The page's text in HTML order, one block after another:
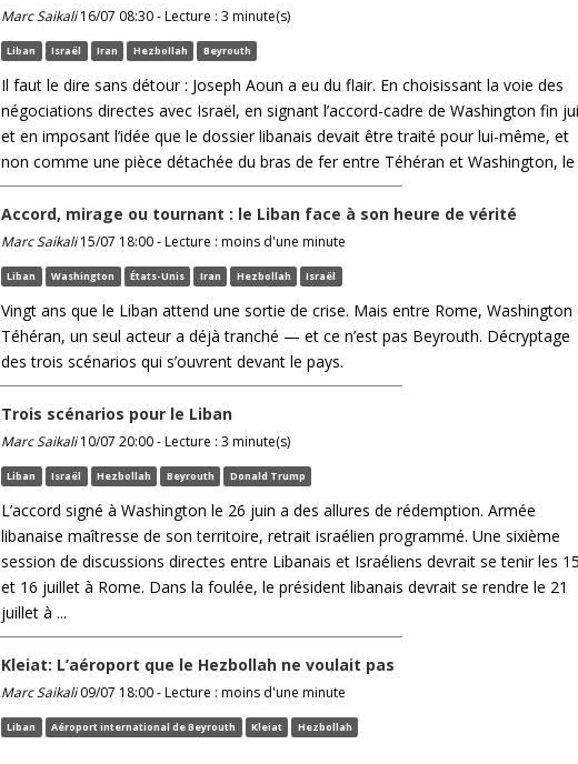
Marc Saikali16/07 08:30 - Lecture : 3 minute(s)
Liban Israël Iran Hezbollah Beyrouth
Il faut le dire sans détour : Joseph Aoun a eu du flair. En choisissant la voie des
négociations directes avec Israël, en signant l’accord-cadre de Washington fin
et en imposant l’idée que le dossier libanais devait être traité pour lui-même, et
non comme une pièce détachée du bras de fer entre Téhéran et Washington, le
Accord, mirage ou tournant : le Liban face à son heure de vérité
Marc Saikali15/07 18:00 - Lecture : moins d'une minute
Liban Washington États-Unis Iran Hezbollah Israël
Vingt ans que le Liban attend une sortie de crise. Mais entre Rome, Washington
Téhéran, un seul acteur a déjà tranché — et ce n’est pas Beyrouth. Décryptage
des trois scénarios qui s’ouvrent devant le pays.
Trois scénarios pour le Liban
Marc Saikali10/07 20:00 - Lecture : 3 minute(s)
Liban Israël Hezbollah Beyrouth Donald Trump
L’accord signé à Washington le 26 juin a des allures de rédemption. Armée
libanaise maîtresse de son territoire, retrait israélien programmé. Une sixième
session de discussions directes entre Libanais et Israéliens devrait se tenir les
et 16 juillet à Rome. Dans la foulée, le président libanais devrait se rendre le 21
juillet à ...
Kleiat: L’aéroport que le Hezbollah ne voulait pas
Marc Saikali09/07 18:00 - Lecture : moins d'une minute
Liban Aéroport international de Beyrouth Kleiat Hezbollah